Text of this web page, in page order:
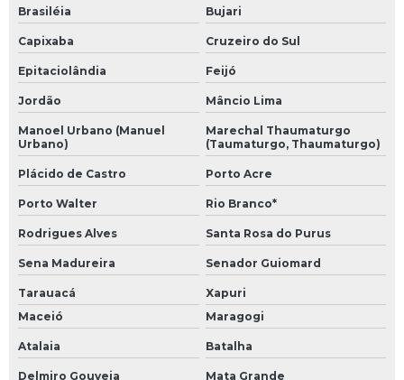
Brasiléia Bujari
Capixaba Cruzeiro do Sul
Epitaciolândia Feijó
Jordão Mâncio Lima
Manoel Urbano (Manuel
Urbano)
Marechal Thaumaturgo
(Taumaturgo, Thaumaturgo)
Plácido de Castro Porto Acre
Porto Walter Rio Branco*
Rodrigues Alves Santa Rosa do Purus
Sena Madureira Senador Guiomard
Tarauacá
Xapuri
Maceió
Maragogi
Atalaia Batalha
Delmiro Gouveia Mata Grande